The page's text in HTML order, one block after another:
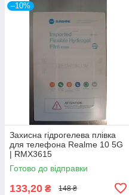
–10%
Захисна гідрогелева плівка
для телефона Realme 10 5G
| RMX3615
Готово до відправки
133,20 ₴ 148 ₴